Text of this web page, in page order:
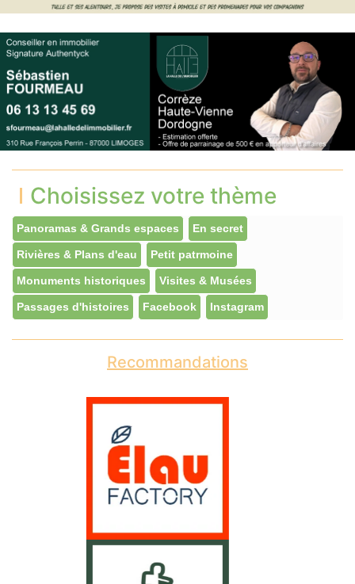
Choisissez votre thème
Panoramas & Grands espaces En secret
Rivières & Plans d'eau Petit patrmoine
Monuments historiques Visites & Musées
Passages d'histoires Facebook Instagram
Recommandations